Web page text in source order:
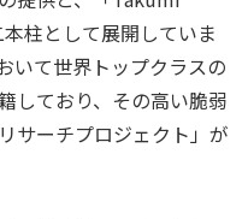
柱として展開していま
いて世界トップクラスの
しており、その高い脆弱
サーチプロジェクト」が